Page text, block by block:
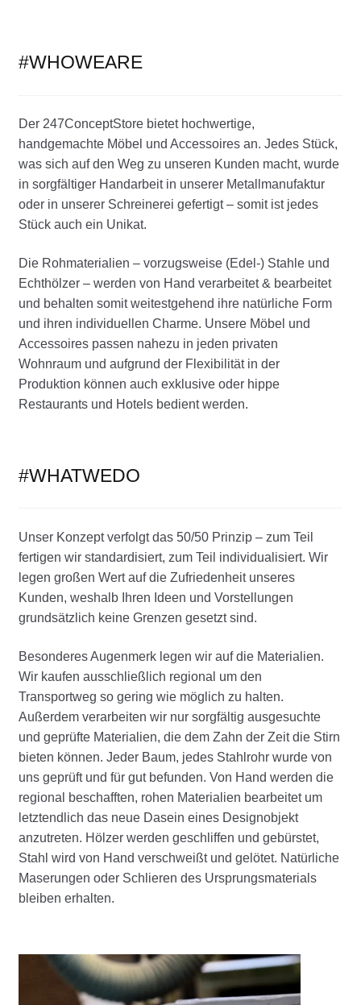
DEKORATION
BLOG
PREVIEW
0 Artikel
#WHOWEARE
Der 247ConceptStore bietet hochwertige,
handgemachte Möbel und Accessoires an. Jedes Stück,
was sich auf den Weg zu unseren Kunden macht, wurde
in sorgfältiger Handarbeit in unserer Metallmanufaktur
oder in unserer Schreinerei gefertigt – somit ist jedes
Stück auch ein Unikat.
Die Rohmaterialien – vorzugsweise (Edel-) Stahle und
Echthölzer – werden von Hand verarbeitet & bearbeitet
und behalten somit weitestgehend ihre natürliche Form
und ihren individuellen Charme. Unsere Möbel und
Accessoires passen nahezu in jeden privaten
Wohnraum und aufgrund der Flexibilität in der
Produktion können auch exklusive oder hippe
Restaurants und Hotels bedient werden.
#WHATWEDO
Unser Konzept verfolgt das 50/50 Prinzip – zum Teil
fertigen wir standardisiert, zum Teil individualisiert. Wir
legen großen Wert auf die Zufriedenheit unseres
Kunden, weshalb Ihren Ideen und Vorstellungen
grundsätzlich keine Grenzen gesetzt sind.
Besonderes Augenmerk legen wir auf die Materialien.
Wir kaufen ausschließlich regional um den
Transportweg so gering wie möglich zu halten.
Außerdem verarbeiten wir nur sorgfältig ausgesuchte
und geprüfte Materialien, die dem Zahn der Zeit die Stirn
bieten können. Jeder Baum, jedes Stahlrohr wurde von
uns geprüft und für gut befunden. Von Hand werden die
regional beschafften, rohen Materialien bearbeitet um
letztendlich das neue Dasein eines Designobjekt
anzutreten. Hölzer werden geschliffen und gebürstet,
Stahl wird von Hand verschweißt und gelötet. Natürliche
Maserungen oder Schlieren des Ursprungsmaterials
bleiben erhalten.